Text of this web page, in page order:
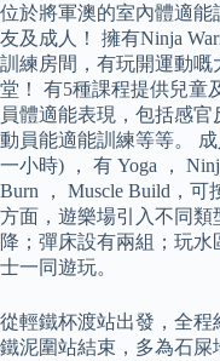
位於將軍澳的室內體適能
友及成人！ 擁有Ninja
訓練房間，有玩開運動
堂！ 有5種課程提供兒童
員體適能表現，包括感
動員能適能訓練等等。
一小時) ， 有 Yoga ，
Burn ， Muscle Build，
方面，遊樂場引入不同
降；彈床設有兩組；玩
士一同遊玩。
從輕鐵杯渡站出發，全
鐵泥圍站結束，多為石